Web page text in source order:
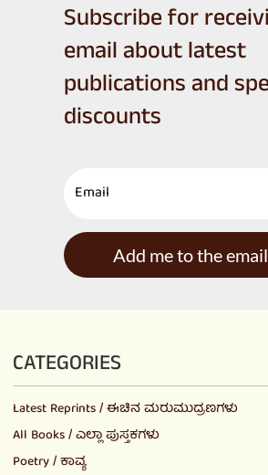
Subscribe for
email about latest
publications and
discounts
Add me to the
CATEGORIES
Latest Reprints / ಈಚಿನ ಮರುಮುದ್ರಣಗಳು
All Books / ಎಲ್ಲಾ ಪುಸ್ತಕಗಳು
Poetry / ಕಾವ್ಯ